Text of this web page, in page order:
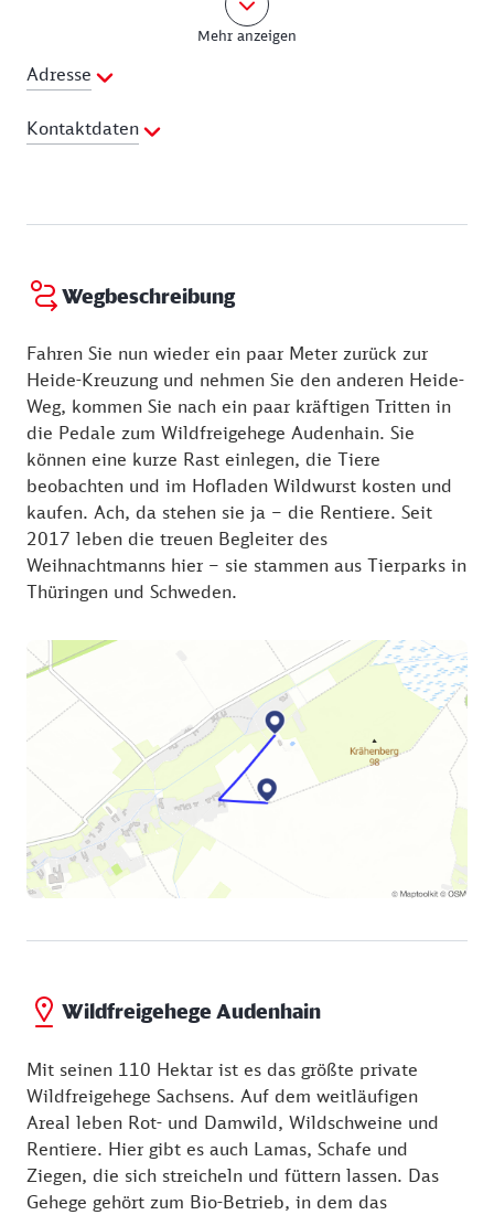
derart, dass sie abgebaut werden mussten. Eine
Firma aus den Niederlanden montierte noch im
gleichen Jahr neue Flügel. Die Mühle mit
Mühlenstube und wechselnden Ausstellungen gehört
in fünfter Generation der Familie Ebbecke.
Besichtigen kann man die Paltrockmühle alljährlich
Mehr anzeigen
Adresse
Kontaktdaten
Wegbeschreibung
Fahren Sie nun wieder ein paar Meter zurück zur
Heide-Kreuzung und nehmen Sie den anderen Heide-
Weg, kommen Sie nach ein paar kräftigen Tritten in
die Pedale zum Wildfreigehege Audenhain. Sie
können eine kurze Rast einlegen, die Tiere
beobachten und im Hofladen Wildwurst kosten und
kaufen. Ach, da stehen sie ja – die Rentiere. Seit
2017 leben die treuen Begleiter des
Weihnachtmanns hier – sie stammen aus Tierparks in
Thüringen und Schweden.
Wildfreigehege Audenhain
Mit seinen 110 Hektar ist es das größte private
Wildfreigehege Sachsens. Auf dem weitläufigen
Areal leben Rot- und Damwild, Wildschweine und
Rentiere. Hier gibt es auch Lamas, Schafe und
Ziegen, die sich streicheln und füttern lassen. Das
Gehege gehört zum Bio-Betrieb, in dem das